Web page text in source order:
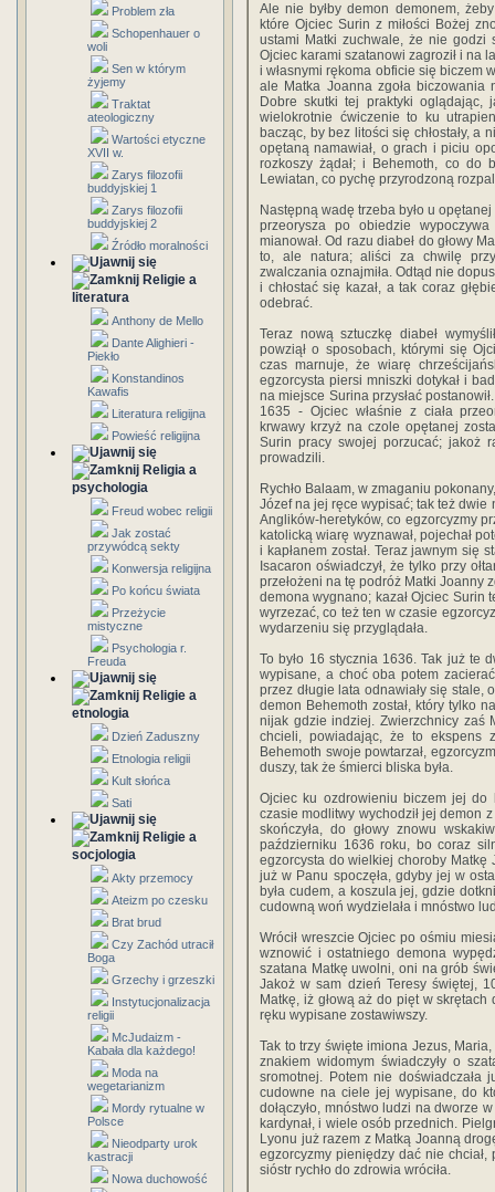
Problem zła
Schopenhauer o
woli
Sen w którym
żyjemy
Traktat
ateologiczny
Wartości etyczne
XVII w.
Zarys filozofii
buddyjskiej 1
Zarys filozofii
buddyjskiej 2
Źródło moralności
Religie a
literatura
Anthony de Mello
Dante Alighieri -
Piekło
Konstandinos
Kawafis
Literatura religijna
Powieść religijna
Religia a
psychologia
Freud wobec religii
Jak zostać
przywódcą sekty
Konwersja religijna
Po końcu świata
Przeżycie
mistyczne
Psychologia r.
Freuda
Religie a
etnologia
Dzień Zaduszny
Etnologia religii
Kult słońca
Sati
Religie a
socjologia
Akty przemocy
Ateizm po czesku
Brat brud
Czy Zachód utracił
Boga
Grzechy i grzeszki
Instytucjonalizacja
religii
McJudaizm -
Kabała dla każdego!
Moda na
wegetarianizm
Mordy rytualne w
Polsce
Nieodparty urok
kastracji
Nowa duchowość
Ale nie byłby demon demonem,
które Ojciec Surin z miłości Bożej
ustami Matki zuchwale, że nie go­dzi
Ojciec karami szatanowi zagroził i na
i własnymi rękoma obficie się biczem
ale Matka Joanna zgoła biczowania
Dobre skutki tej praktyki oglądając,
wielokrot­nie ćwiczenie to ku
bacząc, by bez litości się chłostały, a
opętaną namawiał, o grach i piciu
rozkoszy żądał; i Behemoth, co do
Lewiatan, co pychę przyrodzoną
Następną wadę trzeba było u
przeorysza po obiedzie
mianował. Od razu diabeł do głowy
to, ale natura; aliści za chwilę
zwalczania oznajmiła. Odtąd nie
i chłostać się kazał, a tak coraz
odebrać.
Teraz nową sztuczkę diabeł
powziął o sposobach, którymi się
czas marnuje, że wiarę
egzorcysta piersi mniszki dotykał i
na miejsce Surina przysłać
1635 - Ojciec właśnie z ciała
krwawy krzyż na czole opę­tanej
Surin pracy swojej porzucać; jakoż
prowadzili.
Rychło Balaam, w zmaganiu
Józef na jej ręce wypisać; tak też dwie
Anglików-heretyków, co egzorcyzmy
katolicką wiarę wyznawał, pojechał
i kapłanem został. Teraz jawnym się
Isacaron oświadczył, że tylko przy
przełożeni na tę podróż Matki Joanny
demona wygnano; kazał Ojciec Surin
wyrzezać, co też ten w czasie
wydarzeniu się przyglądała.
To było 16 stycznia 1636. Tak już te
wypisane, a choć oba potem
przez długie lata odnawiały się stale,
demon Behemoth został, który tylko
nijak gdzie indziej. Zwierzchnicy zaś
chcieli, powiadając, że to ekspens
Behemoth swoje powtarzał,
duszy, tak że śmierci bliska była.
Ojciec ku ozdrowieniu biczem jej do
czasie modlitwy wychodził jej demon
skończyła, do głowy znowu
październiku 1636 roku, bo coraz
egzorcysta do wielkiej choroby Matkę
już w Panu spoczęła, gdyby jej w
była cudem, a koszula jej, gdzie
cudow­ną woń wydzielała i mnóstwo
Wrócił wreszcie Ojciec po ośmiu
wznowić i ostatniego demona
szatana Matkę uwolni, oni na grób
Jakoż w sam dzień Teresy świętej,
Matkę, iż głową aż do pięt w skrętach
ręku wypisane zostawiwszy.
Tak to trzy święte imiona Jezus,
znakiem widomym świadczyły o
sromotnej. Potem nie
cudowne na ciele jej wypisane, do
dołączyło, mnóstwo ludzi na dworze
kardynał, i wiele osób przednich.
Lyonu już razem z Matką Joanną
egzorcyzmy pieniędzy dać nie
sióstr rychło do zdrowia wróciła.